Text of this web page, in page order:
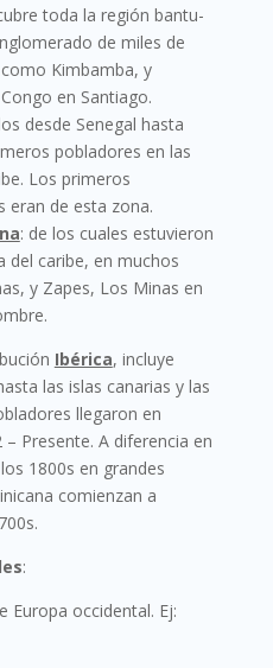
toda la región bantu-
de miles de
Kimbamba, y
en Santiago.
desde Senegal hasta
pobladores en las
Los primeros
eran de esta zona.
: de los cuales estuvieron
del caribe, en muchos
y Zapes, Los Minas en
Ibérica, incluye
las islas canarias y las
llegaron en
Presente. A diferencia en
1800s en grandes
comienzan a
:
Europa occidental. Ej: